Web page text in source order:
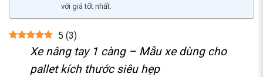
với giá tốt nhất.
5 (3)
Xe nâng tay 1 càng – Mẫu xe dùng cho
pallet kích thước siêu hẹp